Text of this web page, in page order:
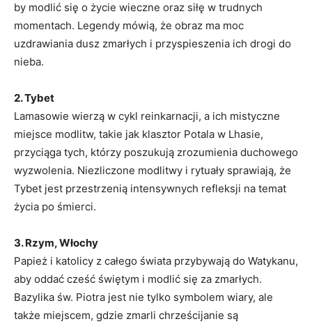
by modlić się o życie wieczne oraz siłę w trudnych
momentach. Legendy mówią, że obraz ma moc
uzdrawiania dusz zmarłych i przyspieszenia ich drogi do
nieba.
2. Tybet
Lamasowie wierzą w cykl reinkarnacji, a ich mistyczne
miejsce modlitw, takie jak klasztor Potala w Lhasie,
przyciąga tych, którzy poszukują zrozumienia duchowego
wyzwolenia. Niezliczone modlitwy i rytuały sprawiają, że
Tybet jest przestrzenią intensywnych refleksji na temat
życia po śmierci.
3. Rzym, Włochy
Papież i katolicy z całego świata przybywają do Watykanu,
aby oddać cześć świętym i modlić się za zmarłych.
Bazylika św. Piotra jest nie tylko symbolem wiary, ale
także miejscem, gdzie zmarli chrześcijanie są